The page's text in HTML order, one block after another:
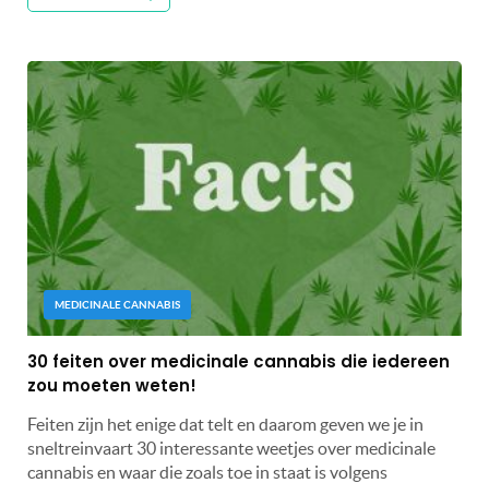
MEDICINALE CANNABIS
30 feiten over medicinale cannabis die iedereen
zou moeten weten!
Feiten zijn het enige dat telt en daarom geven we je in
sneltreinvaart 30 interessante weetjes over medicinale
cannabis en waar die zoals toe in staat is volgens